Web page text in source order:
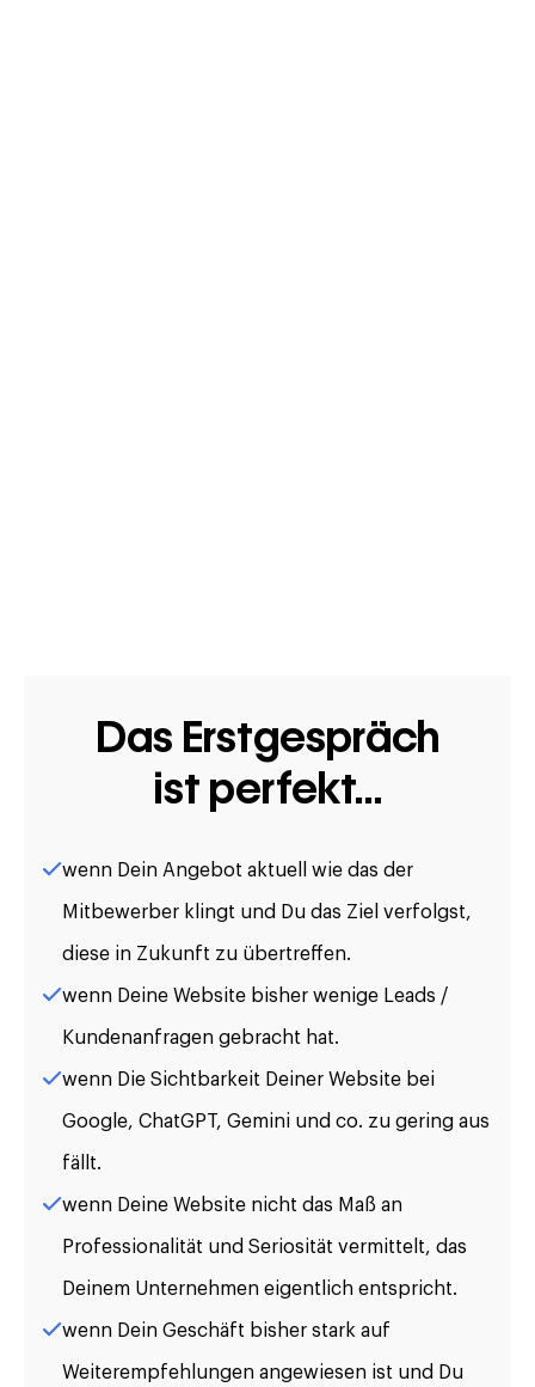
Das Erstgespräch
ist perfekt...
wenn Dein Angebot aktuell wie das der
Mitbewerber klingt und Du das Ziel verfolgst,
diese in Zukunft zu übertreffen.
wenn Deine Website bisher wenige Leads /
Kundenanfragen gebracht hat.
wenn Die Sichtbarkeit Deiner Website bei
Google, ChatGPT, Gemini und co. zu gering aus
fällt.
wenn Deine Website nicht das Maß an
Professionalität und Seriosität vermittelt, das
Deinem Unternehmen eigentlich entspricht.
wenn Dein Geschäft bisher stark auf
Weiterempfehlungen angewiesen ist und Du